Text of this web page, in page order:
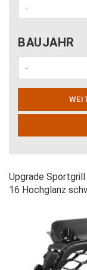
BAUJAHR
BAUJAHR
Upgrade
16 Hochglanz